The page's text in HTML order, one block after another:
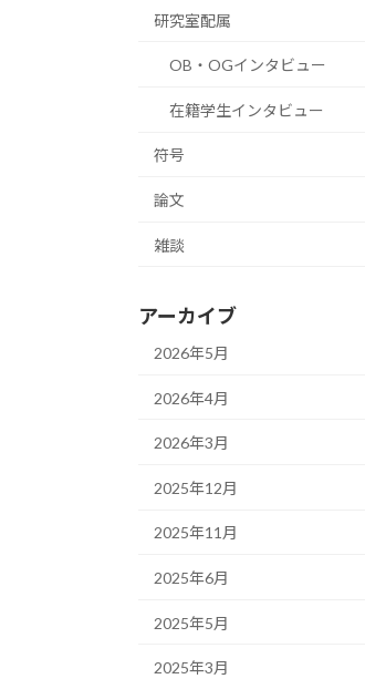
研究室配属
OB・OGインタビュー
在籍学生インタビュー
符号
論文
雑談
アーカイブ
2026年5月
2026年4月
2026年3月
2025年12月
2025年11月
2025年6月
2025年5月
2025年3月